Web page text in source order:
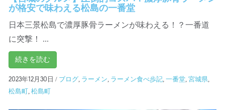
が格安で味わえる松島の一番堂
日本三景松島で濃厚豚骨ラーメンが味わえる！？一番道
に突撃！ ...
続きを読む
2023年12月30日 / ブログ, ラーメン, ラーメン食べ歩記, 一番堂, 宮城県,
松島町, 松島町